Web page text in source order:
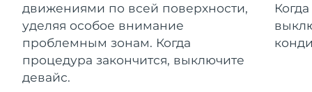
движениями по всей поверхности,
уделяя особое внимание
проблемным зонам. Когда
процедура закончится, выключите
девайс.